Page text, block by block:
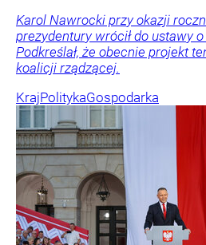
Karol Nawrocki przy okazji
prezydentury wrócił do ustawy o
Podkreślał, że obecnie projekt
koalicji rządzącej.
KrajPolitykaGospodarka